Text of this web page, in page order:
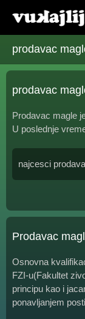
prodavac
prodavac
Prodavac magle
U poslednje
najcesci
Prodavac
Osnovna
FZI-u(Fakultet
principu kao i
ponavljanjem